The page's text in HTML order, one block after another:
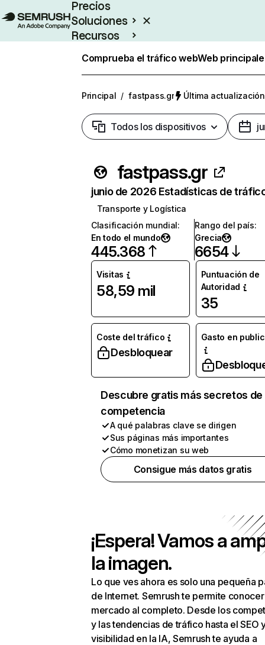
Precios
Soluciones
Recursos
Comprueba el tráfico webWeb
Principal / fastpass.gr Última
Todos los dispositivos
fastpass.gr
junio de 2026 Estadísticas de
Transporte y Logística
Clasificación mundial:
En todo el mundo
445.368
Rango del país:
Grecia
6654
Visitas
58,59 mil
Puntuación de
Autoridad
35
Coste del tráfico
Desbloquear
Gasto en
Descubre gratis más secretos de
competencia
A qué palabras clave se dirigen
Sus páginas más importantes
Cómo monetizan su web
Consigue más datos gratis
¡Espera! Vamos a
la imagen.
Lo que ves ahora es solo una pequeña
de Internet. Semrush te permite
mercado al completo. Desde los
y las tendencias de tráfico hasta el SEO
visibilidad en la IA, Semrush te ayuda a